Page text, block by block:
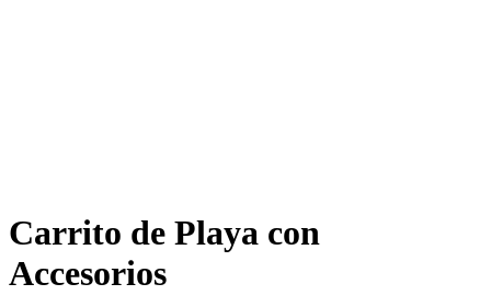
Carrito de Playa con
Accesorios